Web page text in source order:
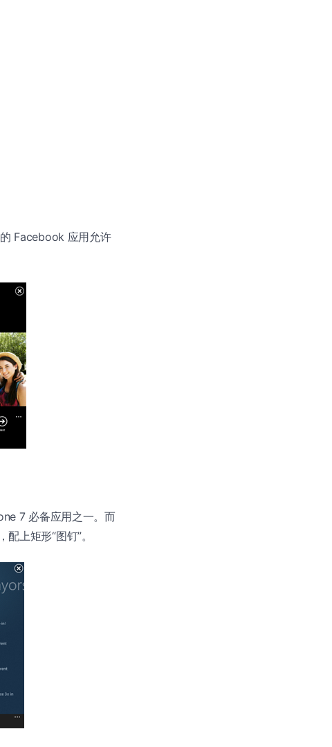
Facebook 应用允许
7 必备应用之一。而
上矩形“图钉”。